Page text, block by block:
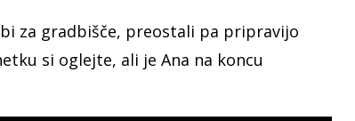
za gradbišče, preostali pa pripravijo
si oglejte, ali je Ana na koncu